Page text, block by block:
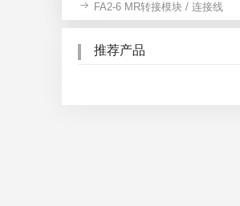
FA2-6 MR转接模块 / 连接线
推荐产品